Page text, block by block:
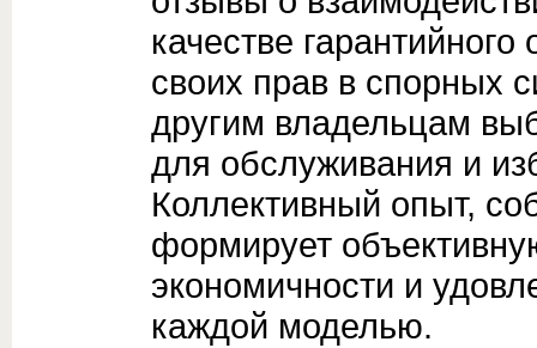
качестве
своих прав в спорных
другим владельцам
для обслуживания и
Коллективный опыт,
формирует
экономичности и
каждой моделью.